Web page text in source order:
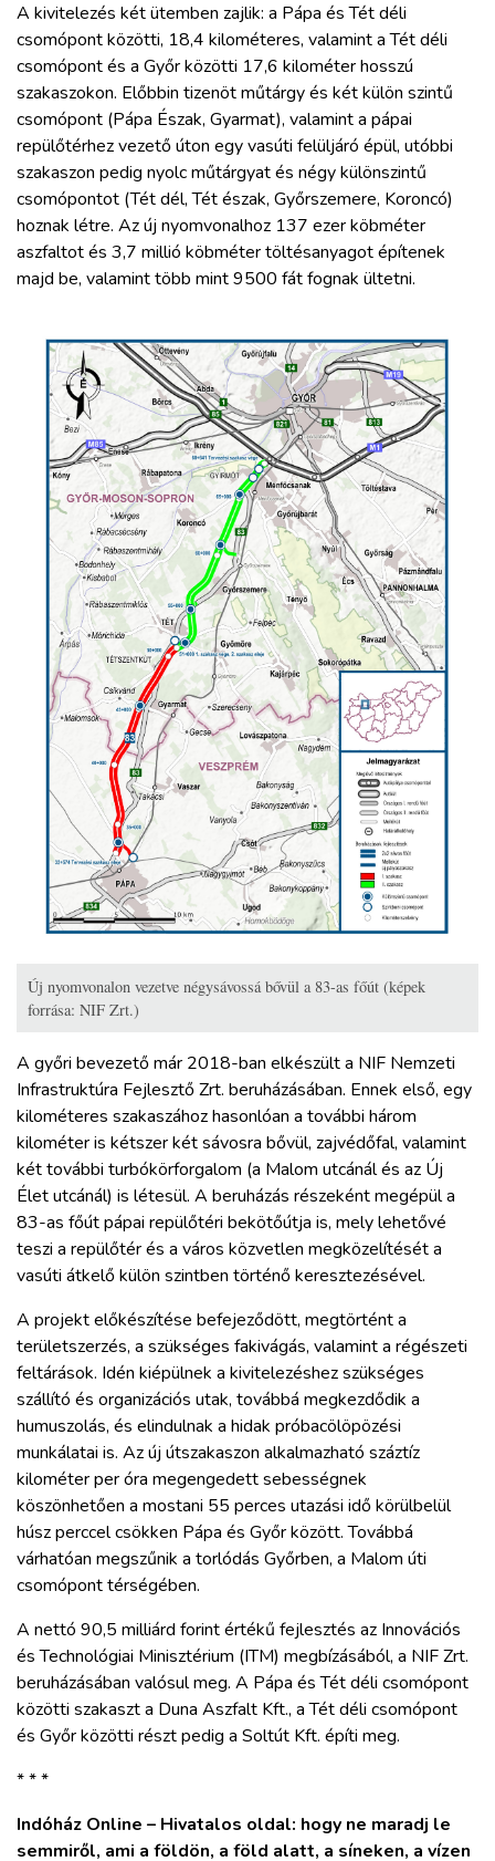
A kivitelezés két ütemben zajlik: a Pápa és Tét déli
csomópont közötti, 18,4 kilométeres, valamint a Tét déli
csomópont és a Győr közötti 17,6 kilométer hosszú
szakaszokon. Előbbin tizenöt műtárgy és két külön szintű
csomópont (Pápa Észak, Gyarmat), valamint a pápai
repülőtérhez vezető úton egy vasúti felüljáró épül, utóbbi
szakaszon pedig nyolc műtárgyat és négy különszintű
csomópontot (Tét dél, Tét észak, Győrszemere, Koroncó)
hoznak létre. Az új nyomvonalhoz 137 ezer köbméter
aszfaltot és 3,7 millió köbméter töltésanyagot építenek
majd be, valamint több mint 9500 fát fognak ültetni.
Új nyomvonalon vezetve négysávossá bővül a 83-as főút (képek
forrása: NIF Zrt.)
A győri bevezető már 2018-ban elkészült a NIF Nemzeti
Infrastruktúra Fejlesztő Zrt. beruházásában. Ennek első, egy
kilométeres szakaszához hasonlóan a további három
kilométer is kétszer két sávosra bővül, zajvédőfal, valamint
két további turbókörforgalom (a Malom utcánál és az Új
Élet utcánál) is létesül. A beruházás részeként megépül a
83-as főút pápai repülőtéri bekötőútja is, mely lehetővé
teszi a repülőtér és a város közvetlen megközelítését a
vasúti átkelő külön szintben történő keresztezésével.
A projekt előkészítése befejeződött, megtörtént a
területszerzés, a szükséges fakivágás, valamint a régészeti
feltárások. Idén kiépülnek a kivitelezéshez szükséges
szállító és organizációs utak, továbbá megkezdődik a
humuszolás, és elindulnak a hidak próbacölöpözési
munkálatai is. Az új útszakaszon alkalmazható száztíz
kilométer per óra megengedett sebességnek
köszönhetően a mostani 55 perces utazási idő körülbelül
húsz perccel csökken Pápa és Győr között. Továbbá
várhatóan megszűnik a torlódás Győrben, a Malom úti
csomópont térségében.
A nettó 90,5 milliárd forint értékű fejlesztés az Innovációs
és Technológiai Minisztérium (ITM) megbízásából, a NIF Zrt.
beruházásában valósul meg. A Pápa és Tét déli csomópont
közötti szakaszt a Duna Aszfalt Kft., a Tét déli csomópont
és Győr közötti részt pedig a Soltút Kft. építi meg.
* * *
Indóház Online – Hivatalos oldal: hogy ne maradj le
semmiről, ami a földön, a föld alatt, a síneken, a vízen